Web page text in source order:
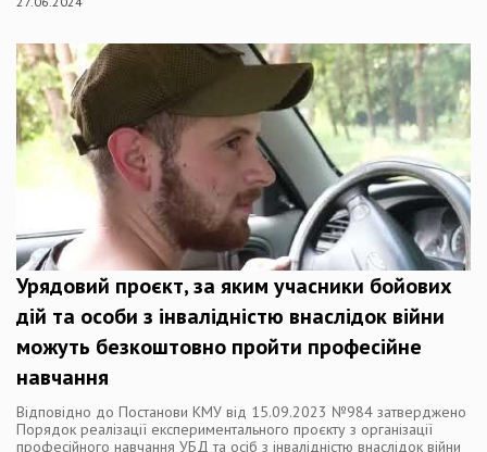
Урядовий проєкт, за яким учасники бойових
дій та особи з інвалідністю внаслідок війни
можуть безкоштовно пройти професійне
навчання
Відповідно до Постанови КМУ від 15.09.2023 №984 затверджено
Порядок реалізації експериментального проєкту з організації
професійного навчання УБД та осіб з інвалідністю внаслідок війни